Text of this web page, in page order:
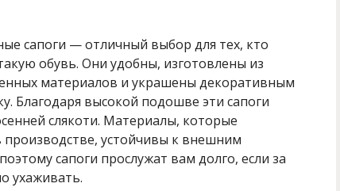
сапоги — отличный выбор для тех, кто
обувь. Они удобны, изготовлены из
материалов и украшены декоративным
Благодаря высокой подошве эти сапоги
слякоти. Материалы, которые
производстве, устойчивы к внешним
сапоги прослужат вам долго, если за
ухаживать.